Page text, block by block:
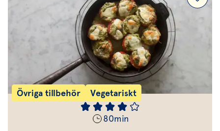
Övriga tillbehör Vegetariskt
80min